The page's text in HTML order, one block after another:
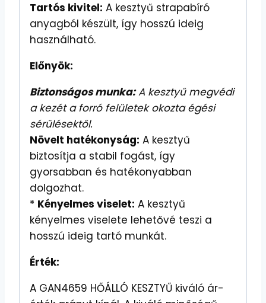
Tartós kivitel: A kesztyű strapabíró
anyagból készült, így hosszú ideig
használható.
Előnyök:
Biztonságos munka:A kesztyű megvédi
a kezét a forró felületek okozta égési
sérülésektől.
Növelt hatékonyság: A kesztyű
biztosítja a stabil fogást, így
gyorsabban és hatékonyabban
dolgozhat.
* Kényelmes viselet: A kesztyű
kényelmes viselete lehetővé teszi a
hosszú ideig tartó munkát.
Érték:
A GAN4659 HŐÁLLÓ KESZTYŰ kiváló ár-